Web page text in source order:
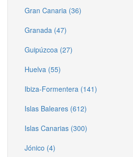
Gran Canaria (36)
Granada (47)
Guipúzcoa (27)
Huelva (55)
Ibiza-Formentera (141)
Islas Baleares (612)
Islas Canarias (300)
Jónico (4)